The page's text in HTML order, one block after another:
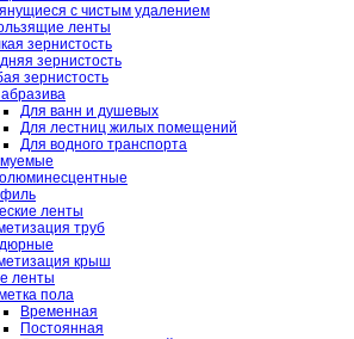
с чистым удалением
ленты
зернистость
зернистость
зернистость
Для ванн и душевых
Для лестниц жилых помещений
Для водного транспорта
ленты
труб
крыш
ленты
пола
Временная
Постоянная